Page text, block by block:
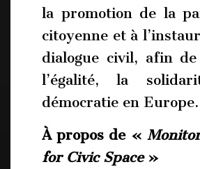
la promotion de la
citoyenne et à
dialogue civil, afin
l’égalité, la
démocratie en Europe.
À propos de «
for Civic Space»